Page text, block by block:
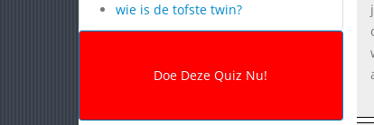
wie is de tofste twin?